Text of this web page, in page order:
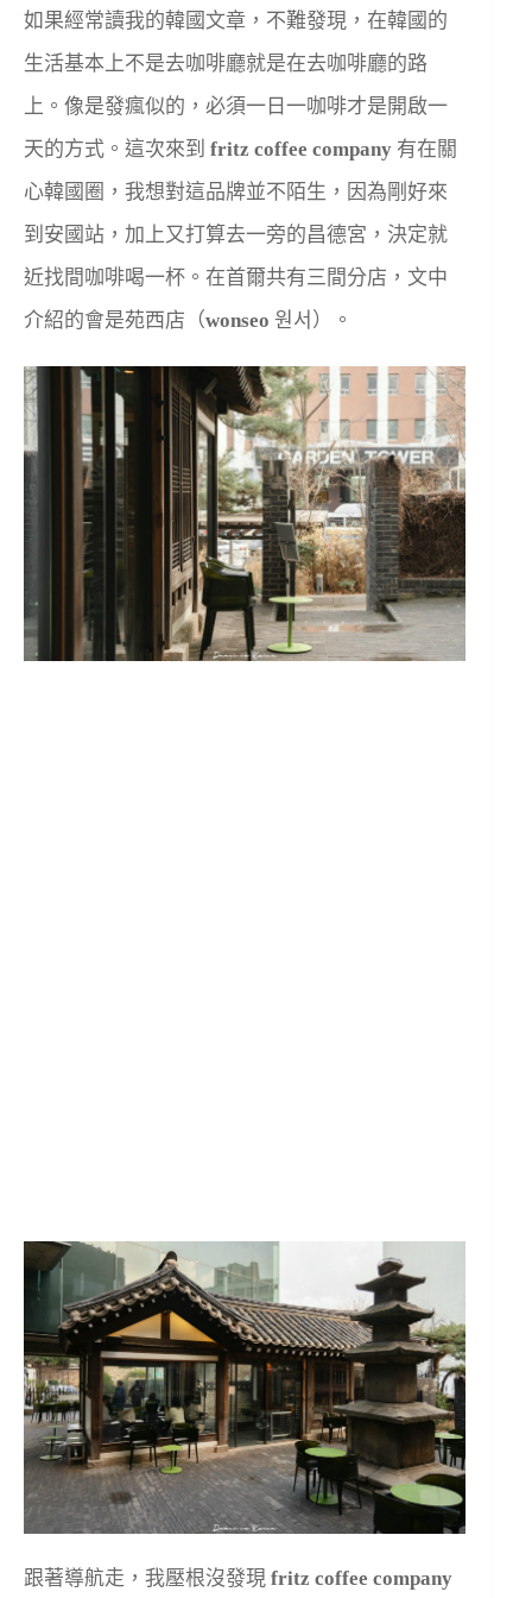
如果經常讀我的韓國文章，不難發現，在韓國的
生活基本上不是去咖啡廳就是在去咖啡廳的路
上。像是發瘋似的，必須一日一咖啡才是開啟一
天的方式。這次來到 fritz coffee company 有在關
心韓國圈，我想對這品牌並不陌生，因為剛好來
到安國站，加上又打算去一旁的昌德宮，決定就
近找間咖啡喝一杯。在首爾共有三間分店，文中
介紹的會是苑西店（wonseo 원서）。
跟著導航走，我壓根沒發現 fritz coffee company